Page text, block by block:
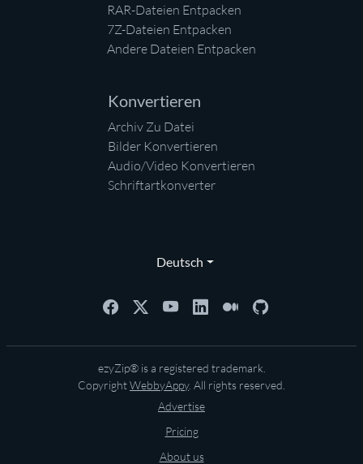
RAR-Dateien Entpacken
7Z-Dateien Entpacken
Andere Dateien Entpacken
Konvertieren
Archiv Zu Datei
Bilder Konvertieren
Audio/Video Konvertieren
Schriftartkonverter
Deutsch
ezyZip® is a registered trademark.
CopyrightWebbyAppy. All rights reserved.
Advertise
Pricing
About us